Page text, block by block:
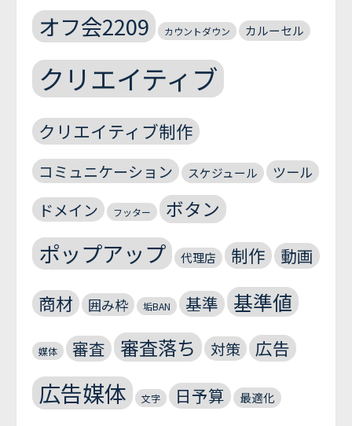
オフ会2209 カウントダウン カルーセル
クリエイティブ
クリエイティブ制作
コミュニケーション スケジュール ツール
ドメイン フッター ボタン
ポップアップ 代理店 制作 動画
商材 囲み枠 垢BAN 基準 基準値
媒体 審査 審査落ち 対策 広告
広告媒体 文字 日予算 最適化